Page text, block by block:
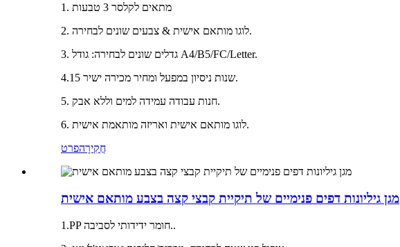
1. מתאים לקלסר 3 טבעות
2. לוגו מותאם אישית & צבעים שונים לבחירה.
3. גדלים שונים לבחירה: גודל A4/B5/FC/Letter.
4.15 שנות ניסיון במפעל ומחיר מכירה ישיר.
5. חנות עבודה עמידה למים וללא אבק.
6. לוגו מותאם אישית ואריזה מותאמת אישית.
חֲקִירָהפרט
מגן גיליונות דפים פנימיים של תיקיית קבצי קצה בצבע מותאם אישית
1.PP חומר ידידותי לסביבה..